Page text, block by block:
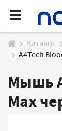
Каталог
A4Tech
Мышь
Max